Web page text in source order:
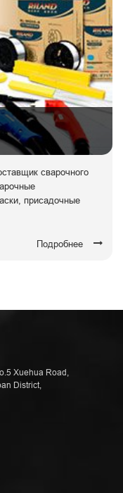
сварочного
присадочные
Подробнее
Xuehua Road,
District,